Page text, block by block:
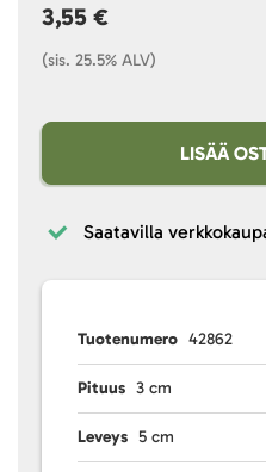
3,55 €
(sis. 25.5% ALV)
LISÄÄ
Saatavilla
Tuotenumero 42862
Pituus 3 cm
Leveys 5 cm